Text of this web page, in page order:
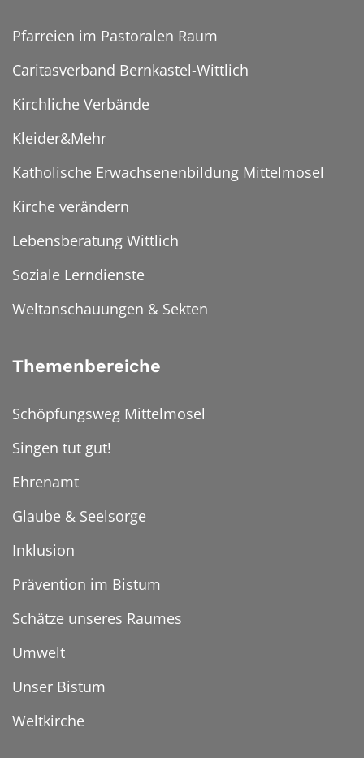
Pfarreien im Pastoralen Raum
Caritasverband Bernkastel-Wittlich
Kirchliche Verbände
Kleider&Mehr
Katholische Erwachsenenbildung Mittelmosel
Kirche verändern
Lebensberatung Wittlich
Soziale Lerndienste
Weltanschauungen & Sekten
Themenbereiche
Schöpfungsweg Mittelmosel
Singen tut gut!
Ehrenamt
Glaube & Seelsorge
Inklusion
Prävention im Bistum
Schätze unseres Raumes
Umwelt
Unser Bistum
Weltkirche